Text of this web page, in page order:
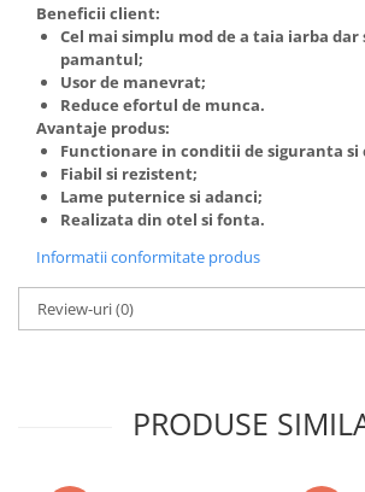
Beneficii client:
Cel mai simplu mod de a taia iarba dar
pamantul;
Usor de manevrat;
Reduce efortul de munca.
Avantaje produs:
Functionare in conditii de siguranta si
Fiabil si rezistent;
Lame puternice si adanci;
Realizata din otel si fonta.
Informatii conformitate produs
Review-uri(0)
PRODUSE